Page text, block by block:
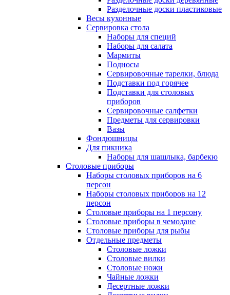
Разделочные доски пластиковые
Весы кухонные
Сервировка стола
Наборы для специй
Наборы для салата
Мармиты
Подносы
Сервировочные тарелки, блюда
Подставки под горячее
Подставки для столовых
приборов
Сервировочные салфетки
Предметы для сервировки
Вазы
Фондюшницы
Для пикника
Наборы для шашлыка, барбекю
Столовые приборы
Наборы столовых приборов на 6
персон
Наборы столовых приборов на 12
персон
Столовые приборы на 1 персону
Столовые приборы в чемодане
Столовые приборы для рыбы
Отдельные предметы
Столовые ложки
Столовые вилки
Столовые ножи
Чайные ложки
Десертные ложки